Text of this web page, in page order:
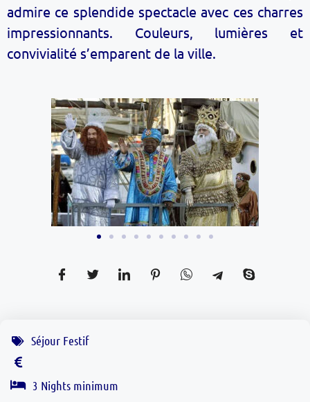
admire ce splendide spectacle avec ces charres
impressionnants. Couleurs, lumières et
convivialité s’emparent de la ville.
Séjour Festif
3 Nights minimum